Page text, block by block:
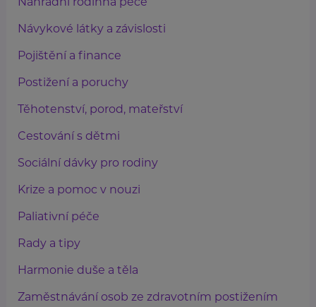
Návykové látky a závislosti
Pojištění a finance
Postižení a poruchy
Těhotenství, porod, mateřství
Cestování s dětmi
Sociální dávky pro rodiny
Krize a pomoc v nouzi
Paliativní péče
Rady a tipy
Harmonie duše a těla
Zaměstnávání osob ze zdravotním postižením